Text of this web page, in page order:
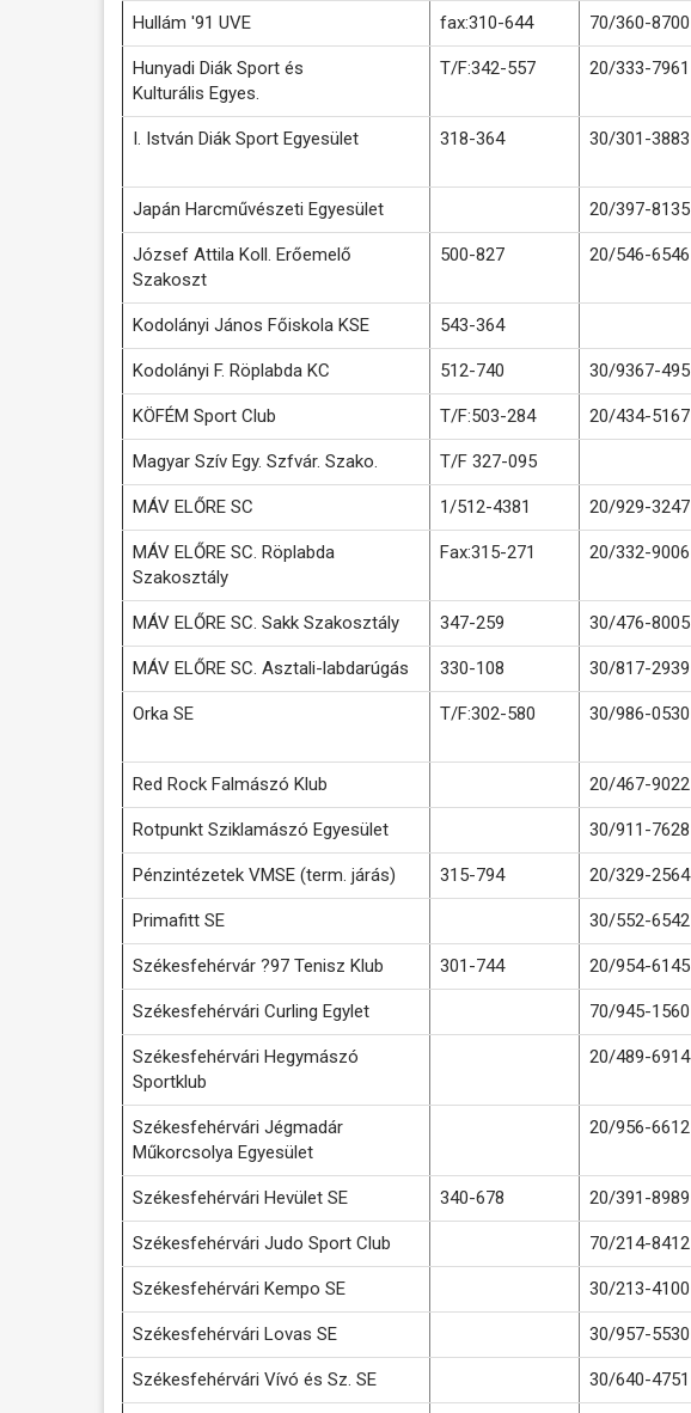
Hullám '91 UVE fax:310-644 70/360-8700
Hunyadi Diák Sport és
Kulturális Egyes.
T/F:342-557 20/333-7961
I. István Diák Sport Egyesület 318-364 30/301-3883
Japán Harcművészeti Egyesület 20/397-8135
József Attila Koll. Erőemelő
Szakoszt
500-827 20/546-6546
Kodolányi János Főiskola KSE 543-364
Kodolányi F. Röplabda KC 512-740 30/9367-495
KÖFÉM Sport Club T/F:503-284 20/434-5167
Magyar Szív Egy. Szfvár. Szako. T/F 327-095
MÁV ELŐRE SC 1/512-4381 20/929-3247
MÁV ELŐRE SC. Röplabda
Szakosztály
Fax:315-271 20/332-9006
MÁV ELŐRE SC. Sakk Szakosztály 347-259 30/476-8005
MÁV ELŐRE SC. Asztali-labdarúgás 330-108 30/817-2939
Orka SE T/F:302-580 30/986-0530
Red Rock Falmászó Klub 20/467-9022
Rotpunkt Sziklamászó Egyesület 30/911-7628
Pénzintézetek VMSE (term. járás) 315-794 20/329-2564
Primafitt SE 30/552-6542
Székesfehérvár ?97 Tenisz Klub 301-744 20/954-6145
Székesfehérvári Curling Egylet 70/945-1560
Székesfehérvári Hegymászó
Sportklub
20/489-6914
Székesfehérvári Jégmadár
Műkorcsolya Egyesület
20/956-6612
Székesfehérvári Hevület SE 340-678 20/391-8989
Székesfehérvári Judo Sport Club 70/214-8412
Székesfehérvári Kempo SE 30/213-4100
Székesfehérvári Lovas SE 30/957-5530
Székesfehérvári Vívó és Sz. SE 30/640-4751